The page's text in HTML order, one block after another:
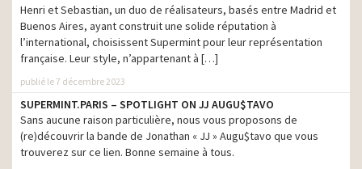
Nivea Pure Skin – Women
in Blue
production
NRJ Mobile – Whaaat ?!
production
Sofinco – Smart Money,
Bénénuts – Plaisir Brut
production
Nouveaux Brownies
Henri et Sebastian, un duo de réalisateurs, basés entre Madrid et
Buenos Aires, ayant construit une solide réputation à
l’international, choisissent Supermint pour leur représentation
française. Leur style, n’appartenant à […]
publié le 7 décembre 2023
SUPERMINT.PARIS – SPOTLIGHT ON JJ AUGU$TAVO
Sans aucune raison particulière, nous vous proposons de
(re)découvrir la bande de Jonathan « JJ » Augu$tavo que vous
trouverez sur ce lien. Bonne semaine à tous.